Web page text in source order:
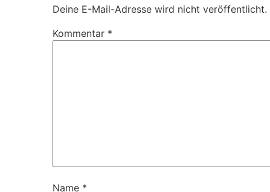
Deine E-Mail-Adresse wird nicht veröffentlicht.
Kommentar *
Name *